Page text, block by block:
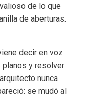
de lo que
de aberturas.
decir en voz
planos y resolver
nunca
se mudó al